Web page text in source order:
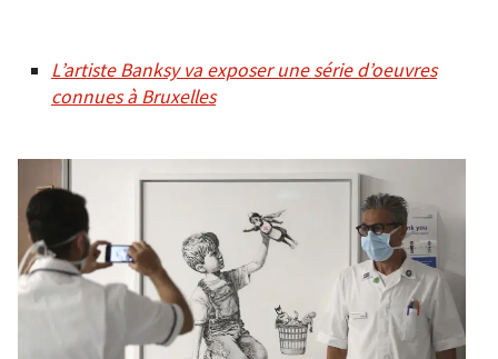
L’artiste Banksy va exposer une série d’oeuvres
connues à Bruxelles